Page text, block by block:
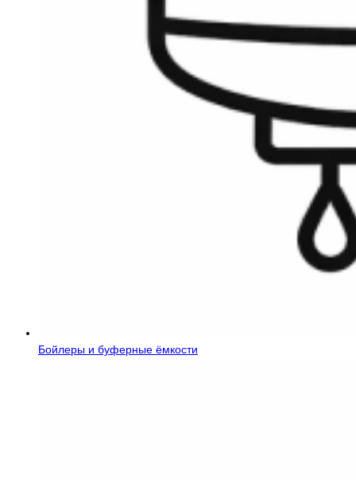
Бойлеры и буферные ёмкости